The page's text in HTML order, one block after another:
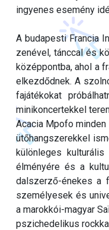
ingyenes esemény
A budapesti Francia
zenével, tánccal és
középpontba, ahol a
elkezdődnek. A
fajátékokat
minikoncertekkel
Acacia Mpofo
ütőhangszerekkel
különleges
élményére és a
dalszerző-énekes a
személyesek és
a marokkói-magyar
pszichedelikus